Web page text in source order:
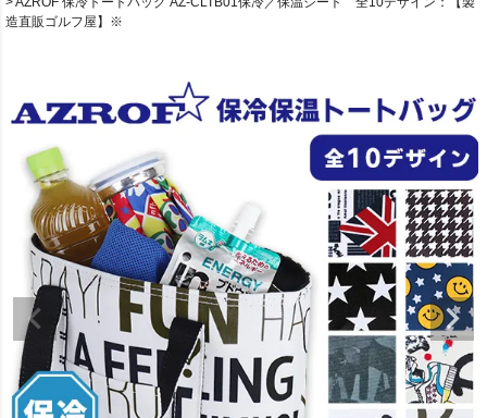
造直販ゴルフ屋】※